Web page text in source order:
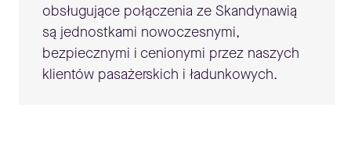
obsługujące połączenia ze Skandynawią
są jednostkami nowoczesnymi,
bezpiecznymi i cenionymi przez naszych
klientów pasażerskich i ładunkowych.